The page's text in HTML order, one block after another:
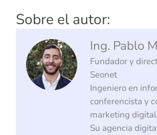
Sobre el autor:
Ing. Pablo
Fundador y
Seonet
Ingeniero en
conferencista y
marketing
Su agencia